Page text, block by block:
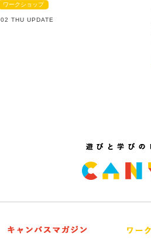
ワークショップ
THU UPDATE